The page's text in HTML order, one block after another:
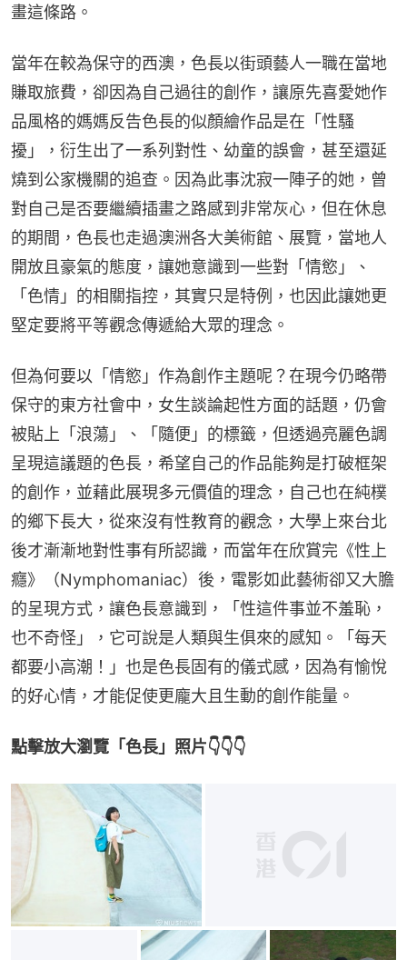
畫這條路。
當年在較為保守的西澳，色長以街頭藝人一職在當地
賺取旅費，卻因為自己過往的創作，讓原先喜愛她作
品風格的媽媽反告色長的似顏繪作品是在「性騷
擾」，衍生出了一系列對性、幼童的誤會，甚至還延
燒到公家機關的追查。因為此事沈寂一陣子的她，曾
對自己是否要繼續插畫之路感到非常灰心，但在休息
的期間，色長也走過澳洲各大美術館、展覽，當地人
開放且豪氣的態度，讓她意識到一些對「情慾」、
「色情」的相關指控，其實只是特例，也因此讓她更
堅定要將平等觀念傳遞給大眾的理念。
但為何要以「情慾」作為創作主題呢？在現今仍略帶
保守的東方社會中，女生談論起性方面的話題，仍會
被貼上「浪蕩」、「隨便」的標籤，但透過亮麗色調
呈現這議題的色長，希望自己的作品能夠是打破框架
的創作，並藉此展現多元價值的理念，自己也在純樸
的鄉下長大，從來沒有性教育的觀念，大學上來台北
後才漸漸地對性事有所認識，而當年在欣賞完《性上
癮》（Nymphomaniac）後，電影如此藝術卻又大膽
的呈現方式，讓色長意識到，「性這件事並不羞恥，
也不奇怪」，它可說是人類與生俱來的感知。「每天
都要小高潮！」也是色長固有的儀式感，因為有愉悅
的好心情，才能促使更龐大且生動的創作能量。
點擊放大瀏覽「色長」照片👇👇👇